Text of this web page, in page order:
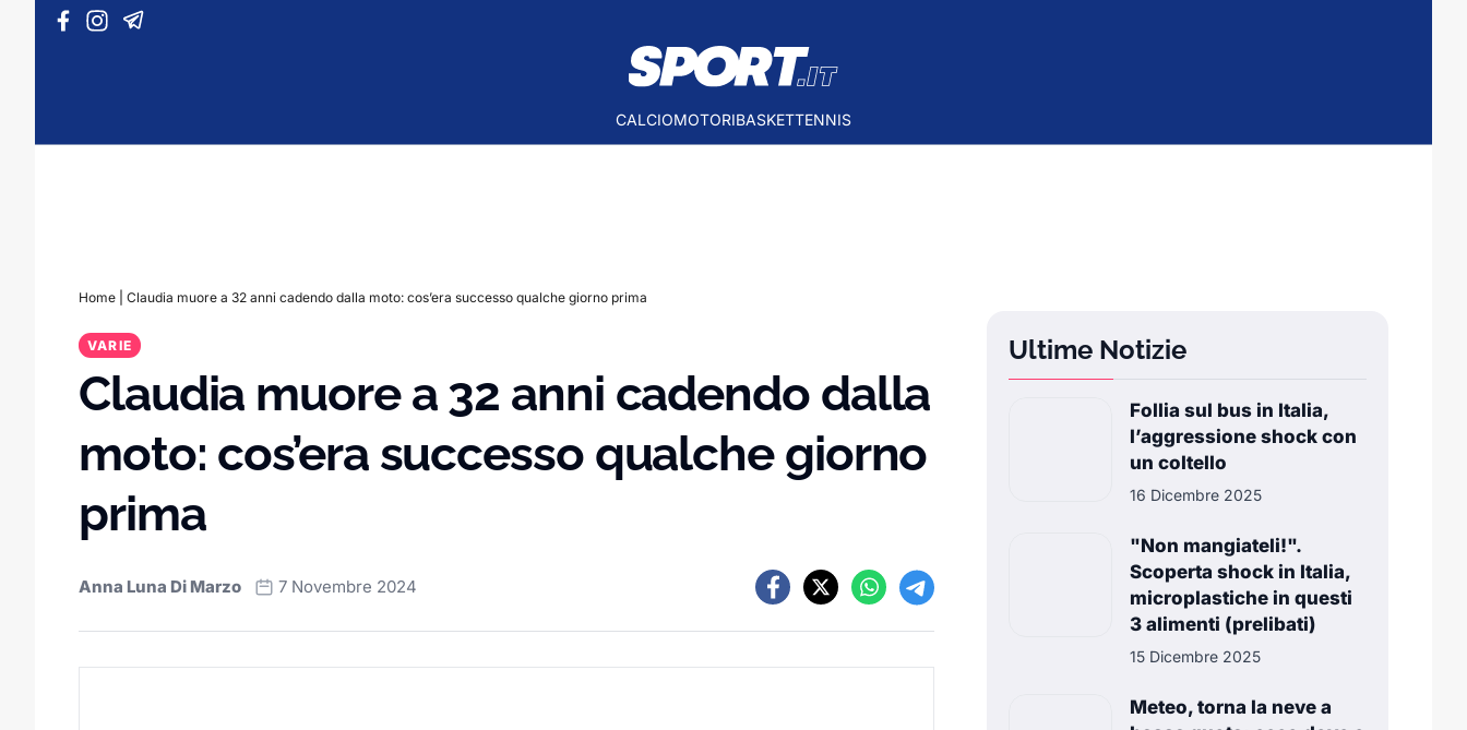
Vai al contenuto
CALCIOMOTORIBASKETTENNIS
Home Claudia muore a 32 anni cadendo dalla moto: cos’era successo qualche giorno prima
VARIE
Claudia muore a 32 anni cadendo dalla
moto: cos’era successo qualche giorno
prima
Anna Luna Di Marzo 7 Novembre 2024
Ultime Notizie
Follia sul bus in Italia,
l’aggressione shock con
un coltello
16 Dicembre 2025
"Non mangiateli!".
Scoperta shock in Italia,
microplastiche in questi
3 alimenti (prelibati)
15 Dicembre 2025
Meteo, torna la neve a